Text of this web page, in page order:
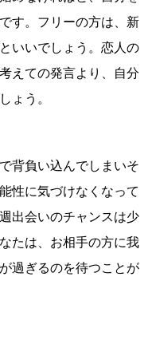
す。フリーの方は、新
いいでしょう。恋人の
えての発言より、自分
ょう。
背負い込んでしまいそ
性に気づけなくなって
出会いのチャンスは少
たは、お相手の方に我
過ぎるのを待つことが